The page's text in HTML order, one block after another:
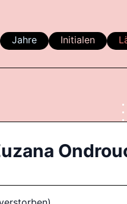
Jahre Initialen